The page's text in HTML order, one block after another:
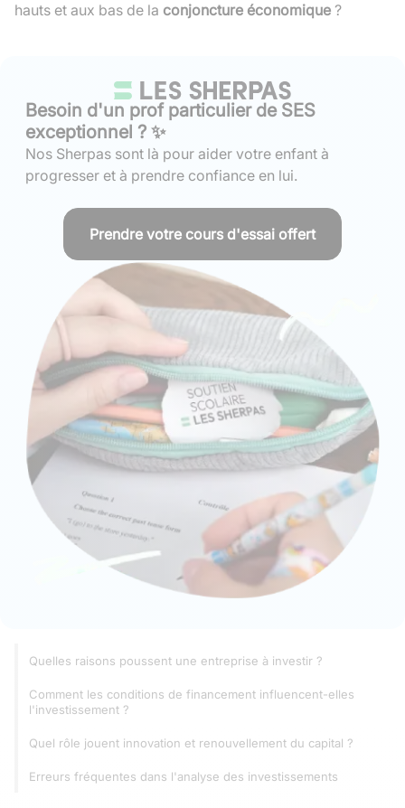
hauts et aux bas de la conjoncture économique ?
Besoin d'un prof particulier de SES
exceptionnel ? ✨
Nos Sherpas sont là pour aider votre enfant à
progresser et à prendre confiance en lui.
Prendre votre cours d'essai offert
Quelles raisons poussent une entreprise à investir ?
Comment les conditions de financement influencent-elles
l'investissement ?
Quel rôle jouent innovation et renouvellement du capital ?
Erreurs fréquentes dans l'analyse des investissements